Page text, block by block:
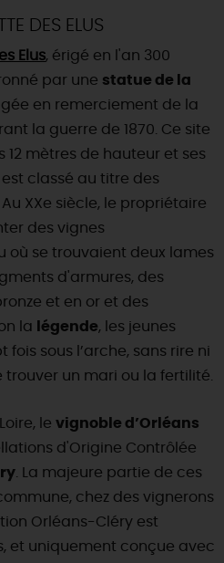
DES ELUS
Elus, érigé en l'an 300
par une statue de la
en remerciement de la
la guerre de 1870. Ce site
mètres de hauteur et ses
classé au titre des
XXe siècle, le propriétaire
des vignes
où se trouvaient deux lames
d'armures, des
et en or et des
la
légende, les jeunes
sous l’arche, sans rire ni
trouver un mari ou la fertilité.
le vignoble d’Orléans
d'Origine Contrôlée
. La majeure partie de ces
chez des vignerons
Orléans-Cléry est
et uniquement conçue avec